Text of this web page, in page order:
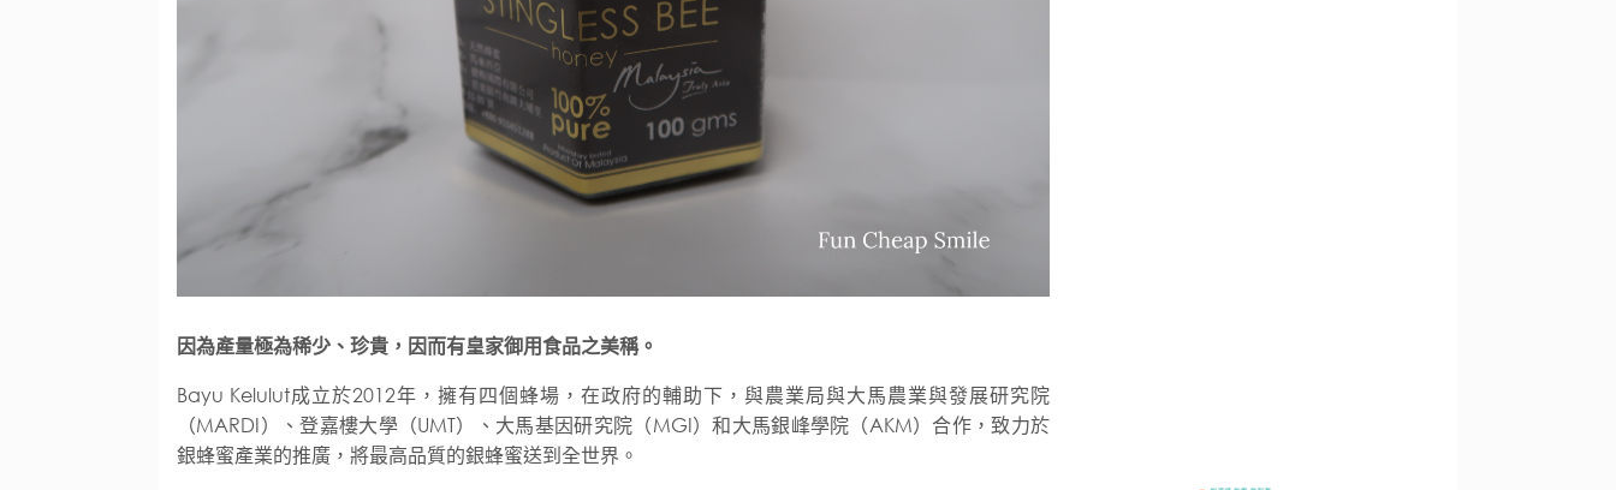
因為產量極為稀少、珍貴，因而有皇家御用食品之美稱。
Bayu Kelulut成立於2012年，擁有四個蜂場，在政府的輔助下，與農業局與大馬農業與發展研究院
（MARDI）、登嘉樓大學（UMT）、大馬基因研究院（MGI）和大馬銀峰學院（AKM）合作，致力於
銀蜂蜜產業的推廣，將最高品質的銀蜂蜜送到全世界。